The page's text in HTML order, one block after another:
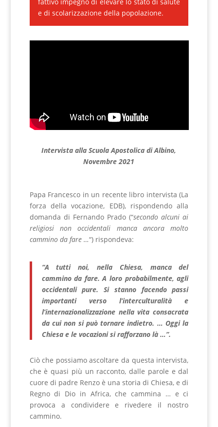
e di scolarizzazione della popolazione.
Intervista alla Scuola Apostolica di Albino,
Novembre 2021
Papa Francesco in un recente libro intervista (La
forza della vocazione, EDB), rispondendo alla
domanda di Fernando Prado (“secondo alcuni ai
religiosi non occidentali manca ancora molto
cammino da fare …“) rispondeva:
“A tutti noi, nella Chiesa, manca del
cammino da fare. A loro probabilmente, agli
occidentali pure. Si stanno facendo passi
importanti verso l’interculturalità e
l’internazionalizzazione nella vita consacrata
da cui non si può tornare indietro. … Oggi la
Chiesa e le vocazioni si rafforzano là …”.
Ciò che possiamo ascoltare da questa intervista,
che è quasi più un racconto, dalle parole e dal
cuore di padre Renzo è una storia di Chiesa, e di
Regno di Dio in Africa, che cammina … e ci
provoca a condividere e rivedere il nostro
cammino.